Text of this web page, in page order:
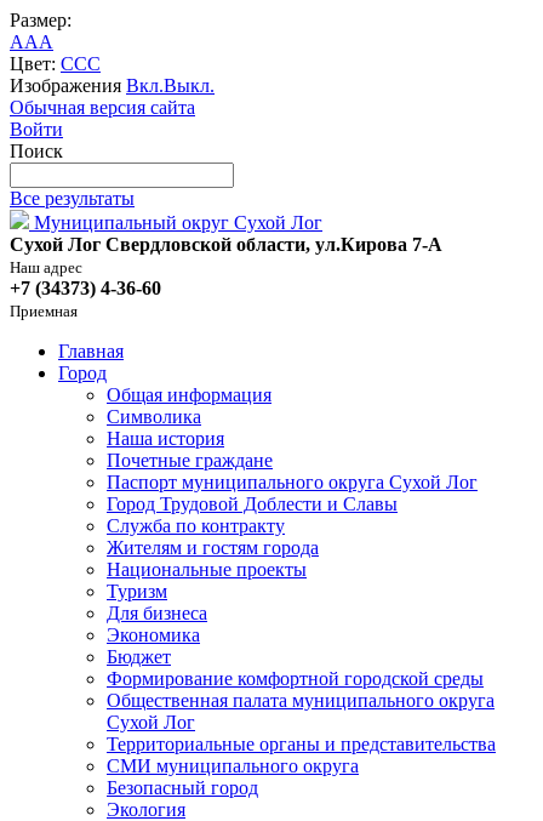
Размер:
AAA
Цвет: CCC
Изображения Вкл.Выкл.
Обычная версия сайта
Войти
Поиск
Все результаты
Муниципальный округ Сухой Лог
Сухой Лог Свердловской области, ул.Кирова 7-А
Наш адрес
+7 (34373) 4-36-60
Приемная
Главная
Город
Общая информация
Символика
Наша история
Почетные граждане
Паспорт муниципального округа Сухой Лог
Город Трудовой Доблести и Славы
Служба по контракту
Жителям и гостям города
Национальные проекты
Туризм
Для бизнеса
Экономика
Бюджет
Формирование комфортной городской среды
Общественная палата муниципального округа
Сухой Лог
Территориальные органы и представительства
СМИ муниципального округа
Безопасный город
Экология